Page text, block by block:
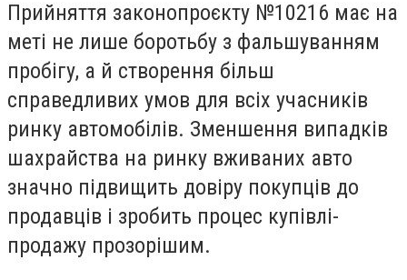
Прийняття законопроєкту №10216 має на
меті не лише боротьбу з фальшуванням
пробігу, а й створення більш
справедливих умов для всіх учасників
ринку автомобілів. Зменшення випадків
шахрайства на ринку вживаних авто
значно підвищить довіру покупців до
продавців і зробить процес купівлі-
продажу прозорішим.